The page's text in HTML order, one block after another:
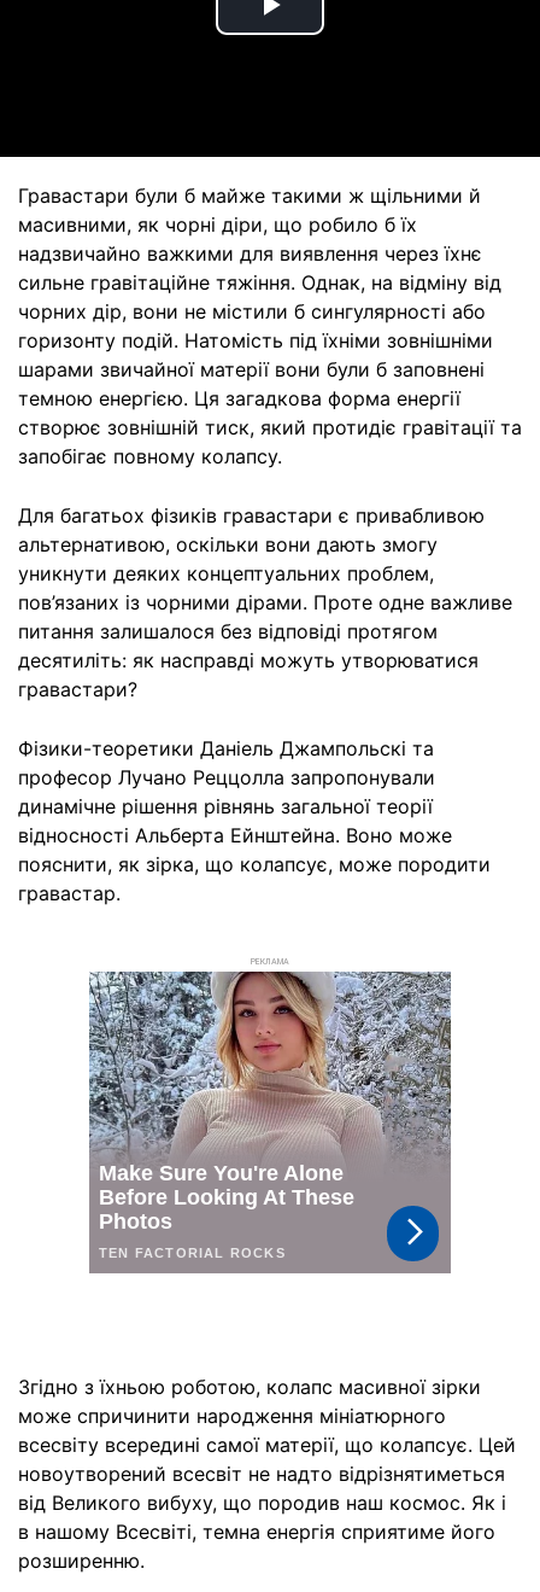
Play
Гравастари були б майже такими ж щільними й
масивними, як чорні діри, що робило б їх
надзвичайно важкими для виявлення через їхнє
сильне гравітаційне тяжіння. Однак, на відміну від
чорних дір, вони не містили б сингулярності або
горизонту подій. Натомість під їхніми зовнішніми
шарами звичайної матерії вони були б заповнені
темною енергією. Ця загадкова форма енергії
створює зовнішній тиск, який протидіє гравітації та
запобігає повному колапсу.
Для багатьох фізиків гравастари є привабливою
альтернативою, оскільки вони дають змогу
уникнути деяких концептуальних проблем,
пов’язаних із чорними дірами. Проте одне важливе
питання залишалося без відповіді протягом
десятиліть: як насправді можуть утворюватися
гравастари?
Фізики-теоретики Даніель Джампольскі та
професор Лучано Реццолла запропонували
динамічне рішення рівнянь загальної теорії
відносності Альберта Ейнштейна. Воно може
пояснити, як зірка, що колапсує, може породити
гравастар.
РЕКЛАМА
Згідно з їхньою роботою, колапс масивної зірки
може спричинити народження мініатюрного
всесвіту всередині самої матерії, що колапсує. Цей
новоутворений всесвіт не надто відрізнятиметься
від Великого вибуху, що породив наш космос. Як і
в нашому Всесвіті, темна енергія сприятиме його
розширенню.